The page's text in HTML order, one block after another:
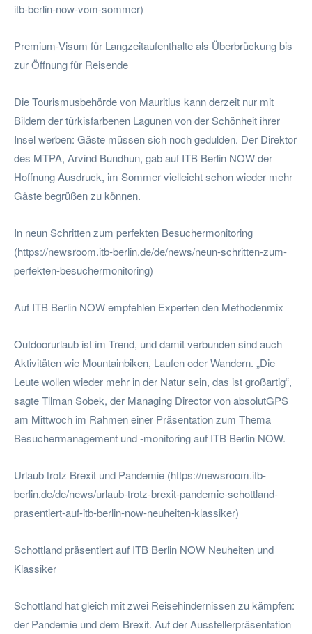
itb-berlin-now-vom-sommer)
Premium-Visum für Langzeitaufenthalte als Überbrückung bis
zur Öffnung für Reisende
Die Tourismusbehörde von Mauritius kann derzeit nur mit
Bildern der türkisfarbenen Lagunen von der Schönheit ihrer
Insel werben: Gäste müssen sich noch gedulden. Der Direktor
des MTPA, Arvind Bundhun, gab auf ITB Berlin NOW der
Hoffnung Ausdruck, im Sommer vielleicht schon wieder mehr
Gäste begrüßen zu können.
In neun Schritten zum perfekten Besuchermonitoring
(https://newsroom.itb-berlin.de/de/news/neun-schritten-zum-
perfekten-besuchermonitoring)
Auf ITB Berlin NOW empfehlen Experten den Methodenmix
Outdoorurlaub ist im Trend, und damit verbunden sind auch
Aktivitäten wie Mountainbiken, Laufen oder Wandern. „Die
Leute wollen wieder mehr in der Natur sein, das ist großartig“,
sagte Tilman Sobek, der Managing Director von absolutGPS
am Mittwoch im Rahmen einer Präsentation zum Thema
Besuchermanagement und -monitoring auf ITB Berlin NOW.
Urlaub trotz Brexit und Pandemie (https://newsroom.itb-
berlin.de/de/news/urlaub-trotz-brexit-pandemie-schottland-
prasentiert-auf-itb-berlin-now-neuheiten-klassiker)
Schottland präsentiert auf ITB Berlin NOW Neuheiten und
Klassiker
Schottland hat gleich mit zwei Reisehindernissen zu kämpfen:
der Pandemie und dem Brexit. Auf der Ausstellerpräsentation